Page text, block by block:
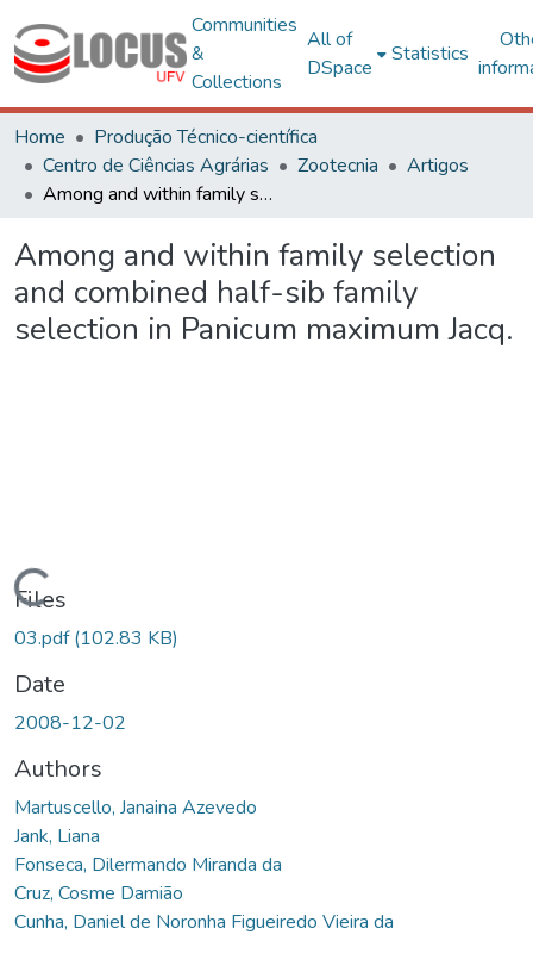
Communities
&
Collections
All of
DSpace
Statistics
Home
Produção Técnico-científica
Centro de Ciências Agrárias
Zootecnia
Artigos
Among and within family selection and combined half-sib family selection in Panicum maximum Jacq.
Among and within family selection
and combined half-sib family
selection in Panicum maximum Jacq.
Loading...
Files
03.pdf(102.83 KB)
Date
2008-12-02
Authors
Martuscello, Janaina Azevedo
Jank, Liana
Fonseca, Dilermando Miranda da
Cruz, Cosme Damião
Cunha, Daniel de Noronha Figueiredo Vieira da